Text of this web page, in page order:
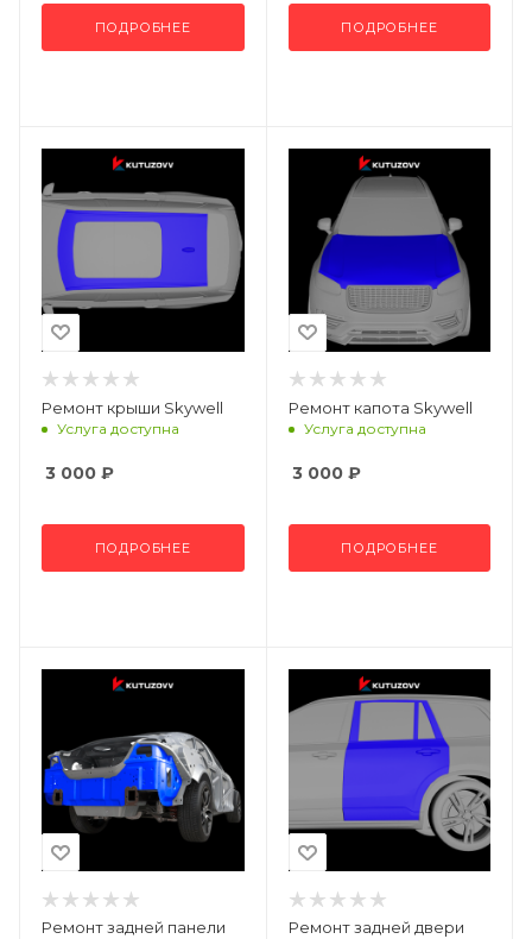
ПОДРОБНЕЕ ПОДРОБНЕЕ
Ремонт крыши Skywell
Услуга доступна
3 000 ₽
ПОДРОБНЕЕ
Ремонт капота Skywell
Услуга доступна
3 000₽
ПОДРОБНЕЕ
Ремонт задней панели
Ремонт задней двери